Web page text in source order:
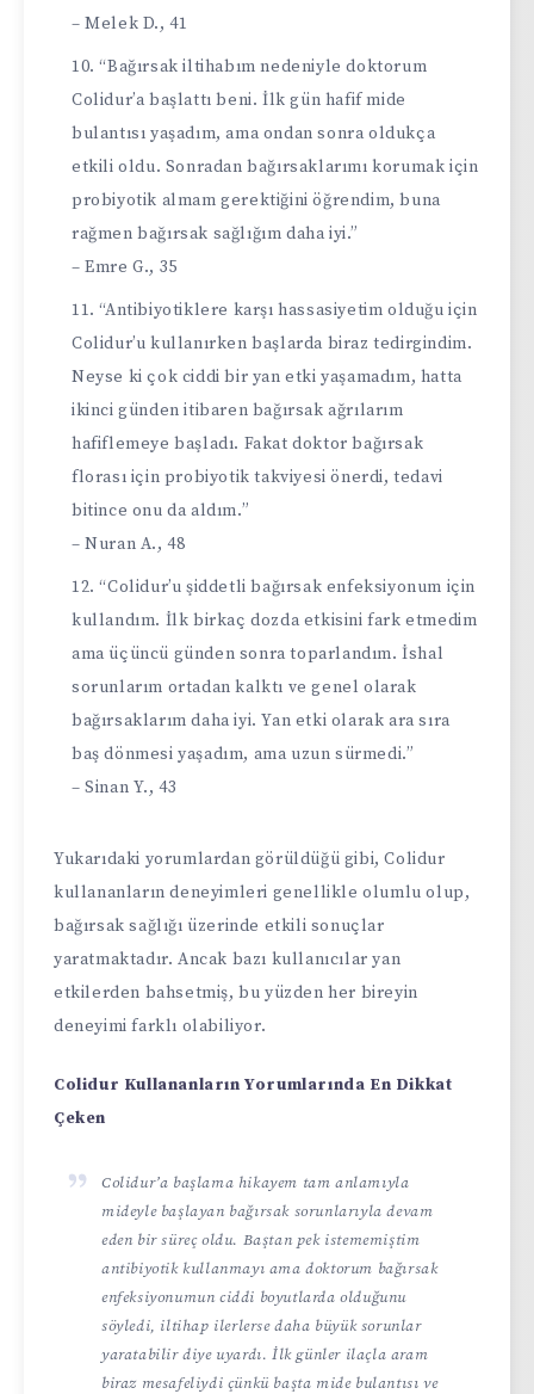
– Melek D., 41
“Bağırsak iltihabım nedeniyle doktorum
Colidur’a başlattı beni. İlk gün hafif mide
bulantısı yaşadım, ama ondan sonra oldukça
etkili oldu. Sonradan bağırsaklarımı korumak için
probiyotik almam gerektiğini öğrendim, buna
rağmen bağırsak sağlığım daha iyi.”
– Emre G., 35
“Antibiyotiklere karşı hassasiyetim olduğu için
Colidur’u kullanırken başlarda biraz tedirgindim.
Neyse ki çok ciddi bir yan etki yaşamadım, hatta
ikinci günden itibaren bağırsak ağrılarım
hafiflemeye başladı. Fakat doktor bağırsak
florası için probiyotik takviyesi önerdi, tedavi
bitince onu da aldım.”
– Nuran A., 48
“Colidur’u şiddetli bağırsak enfeksiyonum için
kullandım. İlk birkaç dozda etkisini fark etmedim
ama üçüncü günden sonra toparlandım. İshal
sorunlarım ortadan kalktı ve genel olarak
bağırsaklarım daha iyi. Yan etki olarak ara sıra
baş dönmesi yaşadım, ama uzun sürmedi.”
– Sinan Y., 43
Yukarıdaki yorumlardan görüldüğü gibi, Colidur
kullananların deneyimleri genellikle olumlu olup,
bağırsak sağlığı üzerinde etkili sonuçlar
yaratmaktadır. Ancak bazı kullanıcılar yan
etkilerden bahsetmiş, bu yüzden her bireyin
deneyimi farklı olabiliyor.
Colidur Kullananların Yorumlarında En Dikkat
Çeken
Colidur’a başlama hikayem tam anlamıyla
mideyle başlayan bağırsak sorunlarıyla devam
eden bir süreç oldu. Baştan pek istememiştim
antibiyotik kullanmayı ama doktorum bağırsak
enfeksiyonumun ciddi boyutlarda olduğunu
söyledi, iltihap ilerlerse daha büyük sorunlar
yaratabilir diye uyardı. İlk günler ilaçla aram
biraz mesafeliydi çünkü başta mide bulantısı ve